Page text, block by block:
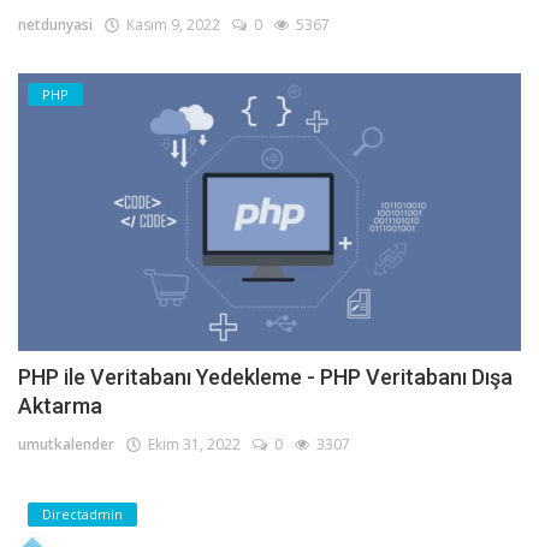
netdunyasi Kasım 9, 2022 0 5367
PHP
PHP ile Veritabanı Yedekleme - PHP Veritabanı Dışa
Aktarma
umutkalender Ekim 31, 2022 0 3307
Directadmin